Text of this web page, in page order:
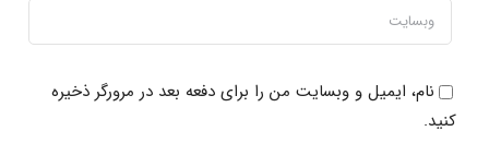
نام، ایمیل و وبسایت من را برای دفعه بعد در مرورگر ذخیره
کنید.